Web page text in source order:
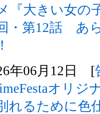
『大きい女の
・第12話 あ
年06月12日 [
オリジ
別れるために